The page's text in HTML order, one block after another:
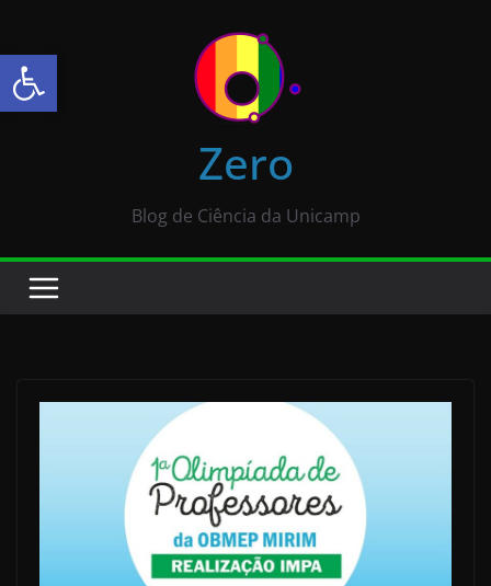
Abrir a barra de ferramentas
Zero
Blog de Ciência da Unicamp